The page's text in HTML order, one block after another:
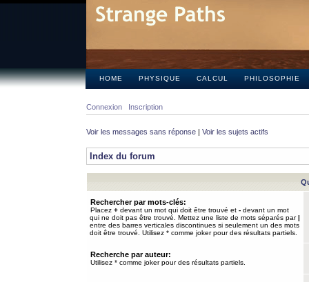
HOME PHYSIQUE CALCUL PHILOSOPHIE
Connexion Inscription
Voir les messages sans réponse | Voir les sujets actifs
Index du forum
Rechercher par mots-clés:
Placez + devant un mot qui doit être trouvé et - devant un mot
qui ne doit pas être trouvé. Mettez une liste de mots séparés par|
entre des barres verticales discontinues si seulement un des mots
doit être trouvé. Utilisez * comme joker pour des résultats partiels.
Recherche par auteur:
Utilisez * comme joker pour des résultats partiels.